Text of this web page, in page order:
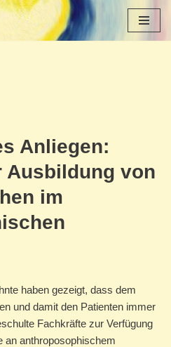
Anliegen:
Ausbildung von
im
haben gezeigt, dass dem
und damit den Patienten immer
Fachkräfte zur Verfügung
an anthroposophischem